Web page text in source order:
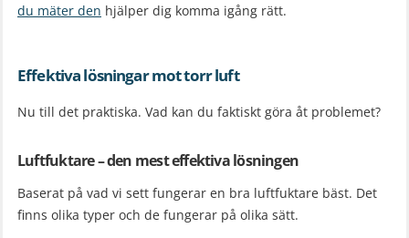
du mäter den hjälper dig komma igång rätt.
Effektiva lösningar mot torr luft
Nu till det praktiska. Vad kan du faktiskt göra åt problemet?
Luftfuktare – den mest effektiva lösningen
Baserat på vad vi sett fungerar en bra luftfuktare bäst. Det
finns olika typer och de fungerar på olika sätt.